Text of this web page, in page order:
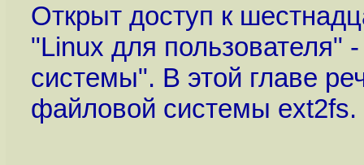
Открыт доступ к
"Linux для пользователя"
системы". В этой главе
файловой системы ext2fs.